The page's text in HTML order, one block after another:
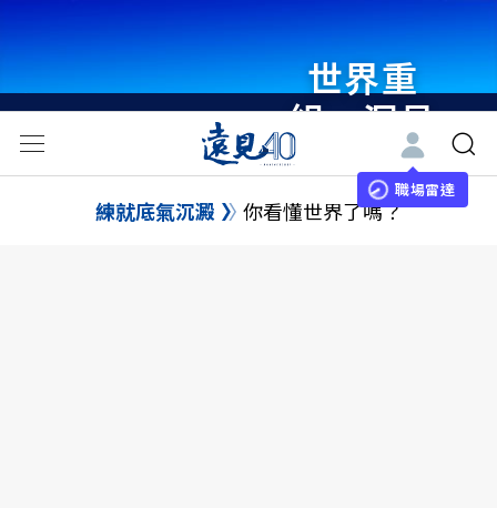
世界重
組・洞見
未來 與
世界領袖
職場雷達
練就底氣沉澱 你看懂世界了嗎？